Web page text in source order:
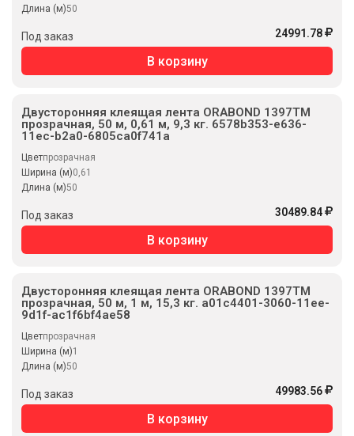
Длина (м)50
Под заказ 24991.78
В корзину
Двусторонняя клеящая лента ORABOND 1397TM
прозрачная, 50 м, 0,61 м, 9,3 кг. 6578b353-e636-
11ec-b2a0-6805ca0f741a
Цветпрозрачная
Ширина (м)0,61
Длина (м)50
Под заказ 30489.84
В корзину
Двусторонняя клеящая лента ORABOND 1397TM
прозрачная, 50 м, 1 м, 15,3 кг. a01c4401-3060-11ee-
9d1f-ac1f6bf4ae58
Цветпрозрачная
Ширина (м)1
Длина (м)50
Под заказ 49983.56
В корзину